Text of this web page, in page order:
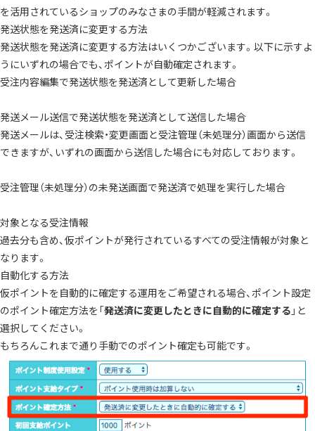
を活用されているショップのみなさまの手間が軽減されます。
発送状態を発送済に変更する方法
発送状態を発送済に変更する方法はいくつかございます。以下に示すよ
うにいずれの場合でも、ポイントが自動確定されます。
受注内容編集で発送状態を発送済として更新した場合
発送メール送信で発送状態を発送済として送信した場合
発送メールは、 受注検索・変更画面と受注管理（未処理分）画面から送信
できますが、いずれの画面から送信した場合にも対応しております。
受注管理（未処理分）の未発送画面で発送済で処理を実行した場合
対象となる受注情報
過去分も含め、仮ポイントが発行されているすべての受注情報が対象と
なります。
自動化する方法
仮ポイントを自動的に確定する運用をご希望される場合、 ポイント設定
のポイント確定方法を「 発送済に変更したときに自動的に確定する 」と
選択してください。
もちろんこれまで通り手動でのポイント確定も可能です。